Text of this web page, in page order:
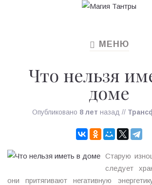
TOGGLE
МЕНЮ
Что нельзя
доме
Опубликовано 8 лет назад //
Старую
следует
они притягивают негативную